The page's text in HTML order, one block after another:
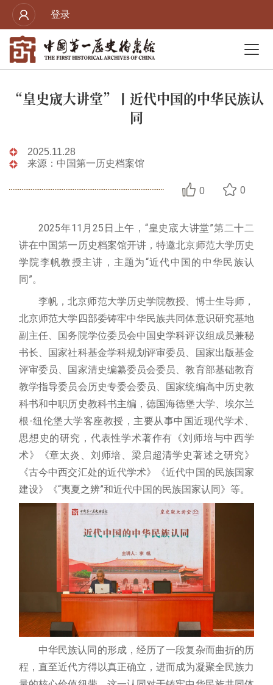
登录
“皇史宬大讲堂”丨近代中国的中华民族认
同
2025.11.28
来源：中国第一历史档案馆
0 0
2025年11月25日上午，“皇史宬大讲堂”第二十二
讲在中国第一历史档案馆开讲，特邀北京师范大学历史
学院李帆教授主讲，主题为“近代中国的中华民族认
同”。
李帆，北京师范大学历史学院教授、博士生导师，
北京师范大学四部委铸牢中华民族共同体意识研究基地
副主任、国务院学位委员会中国史学科评议组成员兼秘
书长、国家社科基金学科规划评审委员、国家出版基金
评审委员、国家清史编纂委员会委员、教育部基础教育
教学指导委员会历史专委会委员、国家统编高中历史教
科书和中职历史教科书主编，德国海德堡大学、埃尔兰
根-纽伦堡大学客座教授，主要从事中国近现代学术、
思想史的研究，代表性学术著作有《刘师培与中西学
术》《章太炎、刘师培、梁启超清学史著述之研究》
《古今中西交汇处的近代学术》《近代中国的民族国家
建设》《“夷夏之辨”和近代中国的民族国家认同》等。
中华民族认同的形成，经历了一段复杂而曲折的历
程，直至近代方得以真正确立，进而成为凝聚全民族力